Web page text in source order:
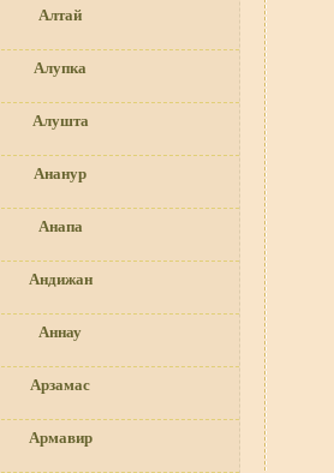
Алтай
Алупка
Алушта
Ананур
Анапа
Андижан
Аннау
Арзамас
Армавир